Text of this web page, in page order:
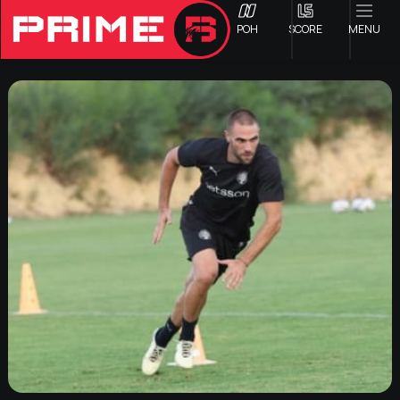
ΡΟΗ SCORE MENU
ΟΦΗ
Γ ΕΘΝΙΚΗ
Α2 ΕΠΣΗ
Β2 ΕΠΣΗ